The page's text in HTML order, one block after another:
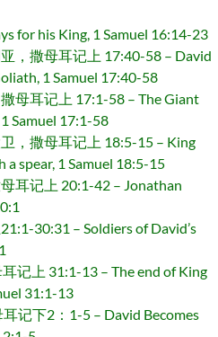
for his King, 1 Samuel 16:14-23
，撒母耳记上 17:40-58 – David
1 Samuel 17:40-58
母耳记上 17:1-58 – The Giant
Samuel 17:1-58
，撒母耳记上 18:5-15 – King
spear, 1 Samuel 18:5-15
耳记上 20:1-42 – Jonathan
30:31 – Soldiers of David’s
记上 31:1-13 – The end of King
31:1-13
记下2：1-5 – David Becomes